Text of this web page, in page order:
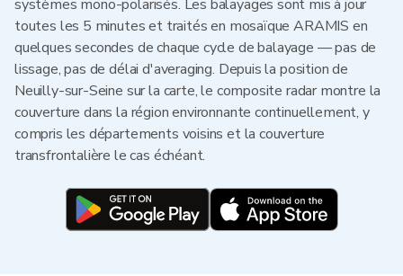
systèmes mono-polarisés. Les balayages sont mis à jour
toutes les 5 minutes et traités en mosaïque ARAMIS en
quelques secondes de chaque cycle de balayage — pas de
lissage, pas de délai d'averaging. Depuis la position de
Neuilly-sur-Seine sur la carte, le composite radar montre la
couverture dans la région environnante continuellement, y
compris les départements voisins et la couverture
transfrontalière le cas échéant.